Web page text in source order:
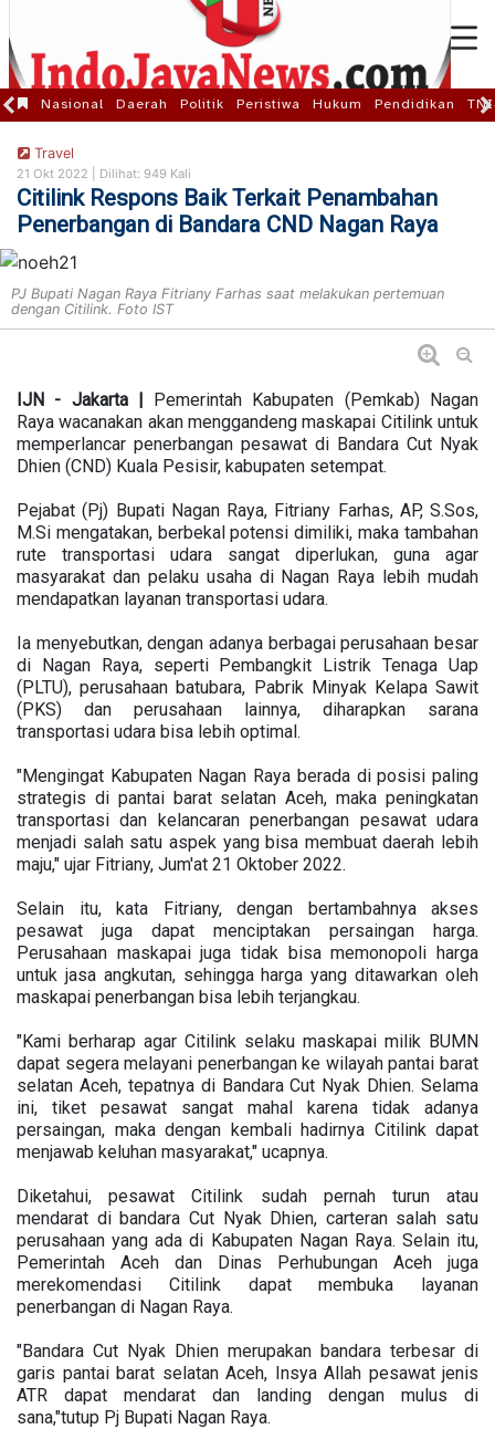
Nasional Daerah Politik Peristiwa Hukum Pendidikan
Travel
21 Okt 2022 | Dilihat: 949 Kali
Citilink Respons Baik Terkait Penambahan
Penerbangan di Bandara CND Nagan Raya
PJ Bupati Nagan Raya Fitriany Farhas saat melakukan pertemuan
dengan Citilink. Foto IST
IJN - Jakarta | Pemerintah Kabupaten (Pemkab) Nagan
Raya wacanakan akan menggandeng maskapai Citilink untuk
memperlancar penerbangan pesawat di Bandara Cut Nyak
Dhien (CND) Kuala Pesisir, kabupaten setempat.
Pejabat (Pj) Bupati Nagan Raya, Fitriany Farhas, AP, S.Sos,
M.Si mengatakan, berbekal potensi dimiliki, maka tambahan
rute transportasi udara sangat diperlukan, guna agar
masyarakat dan pelaku usaha di Nagan Raya lebih mudah
mendapatkan layanan transportasi udara.
Ia menyebutkan, dengan adanya berbagai perusahaan besar
di Nagan Raya, seperti Pembangkit Listrik Tenaga Uap
(PLTU), perusahaan batubara, Pabrik Minyak Kelapa Sawit
(PKS) dan perusahaan lainnya, diharapkan sarana
transportasi udara bisa lebih optimal.
"Mengingat Kabupaten Nagan Raya berada di posisi paling
strategis di pantai barat selatan Aceh, maka peningkatan
transportasi dan kelancaran penerbangan pesawat udara
menjadi salah satu aspek yang bisa membuat daerah lebih
maju," ujar Fitriany, Jum'at 21 Oktober 2022.
Selain itu, kata Fitriany, dengan bertambahnya akses
pesawat juga dapat menciptakan persaingan harga.
Perusahaan maskapai juga tidak bisa memonopoli harga
untuk jasa angkutan, sehingga harga yang ditawarkan oleh
maskapai penerbangan bisa lebih terjangkau.
"Kami berharap agar Citilink selaku maskapai milik BUMN
dapat segera melayani penerbangan ke wilayah pantai barat
selatan Aceh, tepatnya di Bandara Cut Nyak Dhien. Selama
ini, tiket pesawat sangat mahal karena tidak adanya
persaingan, maka dengan kembali hadirnya Citilink dapat
menjawab keluhan masyarakat," ucapnya.
Diketahui, pesawat Citilink sudah pernah turun atau
mendarat di bandara Cut Nyak Dhien, carteran salah satu
perusahaan yang ada di Kabupaten Nagan Raya. Selain itu,
Pemerintah Aceh dan Dinas Perhubungan Aceh juga
merekomendasi Citilink dapat membuka layanan
penerbangan di Nagan Raya.
"Bandara Cut Nyak Dhien merupakan bandara terbesar di
garis pantai barat selatan Aceh, Insya Allah pesawat jenis
ATR dapat mendarat dan landing dengan mulus di
sana,"tutup Pj Bupati Nagan Raya.